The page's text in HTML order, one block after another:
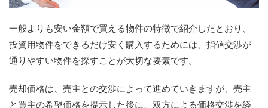
一般よりも安い金額で買える物件の特徴で紹介したとおり、
投資用物件をできるだけ安く購入するためには、指値交渉が
通りやすい物件を探すことが大切な要素です。
売却価格は、売主との交渉によって進めていきますが、売主
と買主の希望価格を提示した後に、双方による価格交渉を経